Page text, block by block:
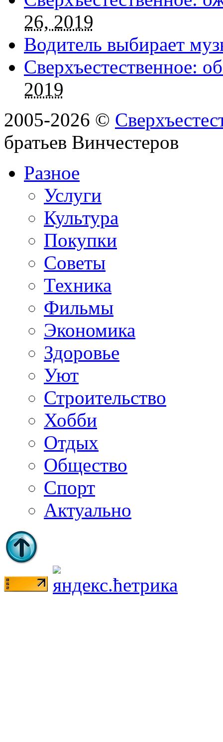
26, 2019
Водитель выбирает
Сверхъестественное:
2019
2005-2026 ©
братьев Винчестеров
Разное
Услуги
Культура
Покупки
Советы
Техника
Фильмы
Экономика
Здоровье
Уют
Строительство
Хобби
Отдых
Общество
Спорт
Актуально